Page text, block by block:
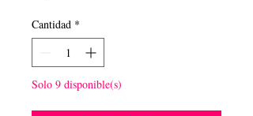
Cantidad *
Solo 9 disponible(s)